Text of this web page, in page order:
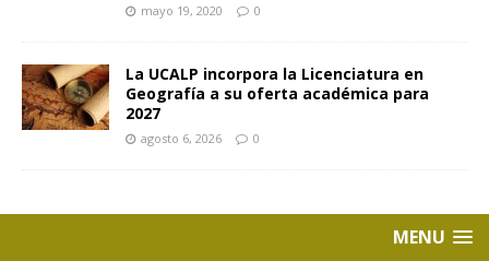
mayo 19, 2020 0
La UCALP incorpora la Licenciatura en
Geografía a su oferta académica para
2027
agosto 6, 2026 0
MENU